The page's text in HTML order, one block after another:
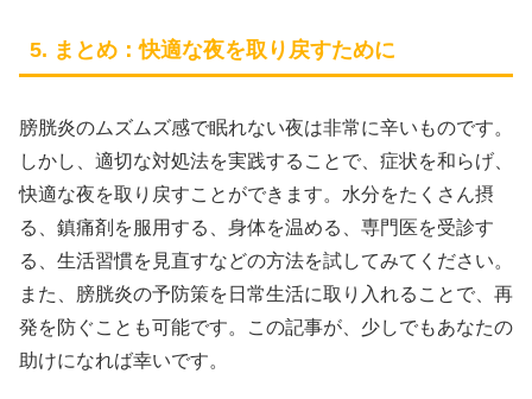
5. まとめ：快適な夜を取り戻すために
膀胱炎のムズムズ感で眠れない夜は非常に辛いものです。
しかし、適切な対処法を実践することで、症状を和らげ、
快適な夜を取り戻すことができます。水分をたくさん摂
る、鎮痛剤を服用する、身体を温める、専門医を受診す
る、生活習慣を見直すなどの方法を試してみてください。
また、膀胱炎の予防策を日常生活に取り入れることで、再
発を防ぐことも可能です。この記事が、少しでもあなたの
助けになれば幸いです。